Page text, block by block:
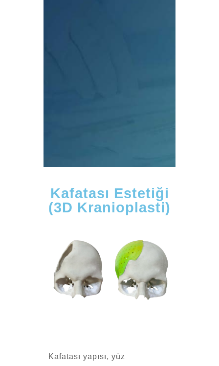
Kafatası Estetiği
(3D Kranioplasti)
Kafatası yapısı, yüz